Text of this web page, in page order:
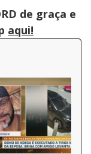
de graça e
aqui!